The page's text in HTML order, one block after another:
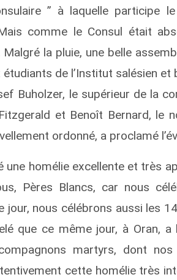
” à laquelle participe
comme le Consul était
Malgré la pluie, une belle
de l’Institut salésien et
Buholzer, le supérieur de la
et Benoît Bernard, le
ordonné, a proclamé
une homélie excellente et très
Pères Blancs, car nous
jour, nous célébrons aussi les
que ce même jour, à Oran,
martyrs, dont
cette homélie très